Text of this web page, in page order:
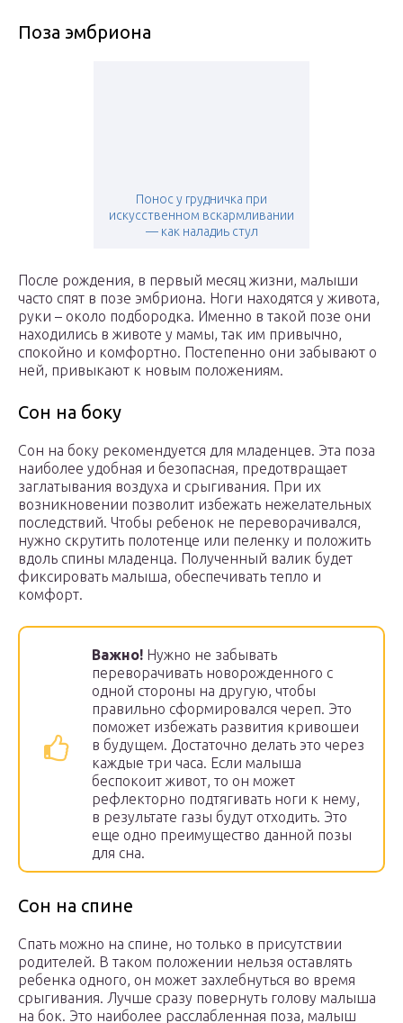
Поза эмбриона
Понос у грудничка при
искусственном вскармливании
— как наладиь стул
После рождения, в первый месяц жизни, малыши
часто спят в позе эмбриона. Ноги находятся у живота,
руки – около подбородка. Именно в такой позе они
находились в животе у мамы, так им привычно,
спокойно и комфортно. Постепенно они забывают о
ней, привыкают к новым положениям.
Сон на боку
Сон на боку рекомендуется для младенцев. Эта поза
наиболее удобная и безопасная, предотвращает
заглатывания воздуха и срыгивания. При их
возникновении позволит избежать нежелательных
последствий. Чтобы ребенок не переворачивался,
нужно скрутить полотенце или пеленку и положить
вдоль спины младенца. Полученный валик будет
фиксировать малыша, обеспечивать тепло и
комфорт.
Важно! Нужно не забывать
переворачивать новорожденного с
одной стороны на другую, чтобы
правильно сформировался череп. Это
поможет избежать развития кривошеи
в будущем. Достаточно делать это через
каждые три часа. Если малыша
беспокоит живот, то он может
рефлекторно подтягивать ноги к нему,
в результате газы будут отходить. Это
еще одно преимущество данной позы
для сна.
Сон на спине
Спать можно на спине, но только в присутствии
родителей. В таком положении нельзя оставлять
ребенка одного, он может захлебнуться во время
срыгивания. Лучше сразу повернуть голову малыша
на бок. Это наиболее расслабленная поза, малыш